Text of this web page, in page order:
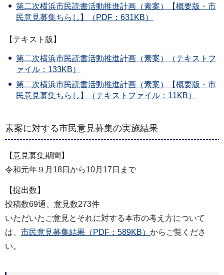
第二次横浜市民読書活動推進計画（素案）【概要版・市
民意見募集ちらし】（PDF：631KB）
【テキスト版】
第二次横浜市民読書活動推進計画（素案）（テキストフ
ァイル：133KB）
第二次横浜市民読書活動推進計画（素案）【概要版・市
民意見募集ちらし】（テキストファイル：11KB）
素案に対する市民意見募集の実施結果
【意見募集期間】
令和元年９月18日から10月17日まで
【提出数】
投稿数69通、意見数273件
いただいたご意見とそれに対する本市の考え方について
は、 市民意見募集結果（PDF：589KB） からご覧くださ
い。